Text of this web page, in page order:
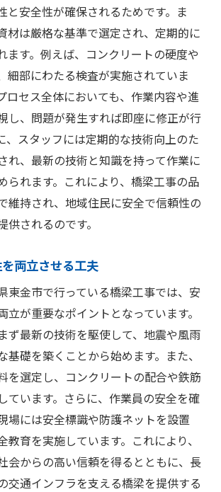
と安全性が確保されるためです。ま
材は厳格な基準で選定され、定期的に
ます。例えば、コンクリートの硬度や
細部にわたる検査が実施されていま
ロセス全体においても、作業内容や進
し、問題が発生すれば即座に修正が行
、スタッフには定期的な技術向上のた
れ、最新の技術と知識を持って作業に
られます。これにより、橋梁工事の品
維持され、地域住民に安全で信頼性の
されるのです。
両立させる工夫
東金市で行っている橋梁工事では、安
立が重要なポイントとなっています。
ず最新の技術を駆使して、地震や風雨
基礎を築くことから始めます。また、
を選定し、コンクリートの配合や鉄筋
ています。さらに、作業員の安全を確
場には安全標識や防護ネットを設置
教育を実施しています。これにより、
会からの高い信頼を得るとともに、長
交通インフラを支える橋梁を提供する